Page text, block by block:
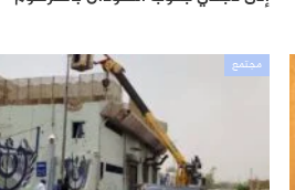
مجتمع